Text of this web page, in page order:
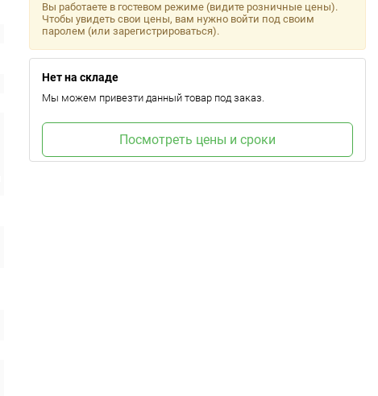
Вы работаете в гостевом режиме (видите розничные цены).
Чтобы увидеть свои цены, вам нужно войти под своим
паролем (или зарегистрироваться).
Нет на складе
Мы можем привезти данный товар под заказ.
Посмотреть цены и сроки